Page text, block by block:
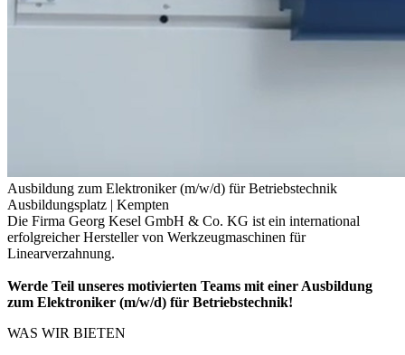
Ausbildung zum Elektroniker (m/w/d) für Betriebstechnik
Ausbildungsplatz | Kempten
Die Firma Georg Kesel GmbH & Co. KG ist ein international
erfolgreicher Hersteller von Werkzeugmaschinen für
Linearverzahnung.
Werde Teil unseres motivierten Teams mit einer Ausbildung
zum Elektroniker (m/w/d) für Betriebstechnik!
WAS WIR BIETEN